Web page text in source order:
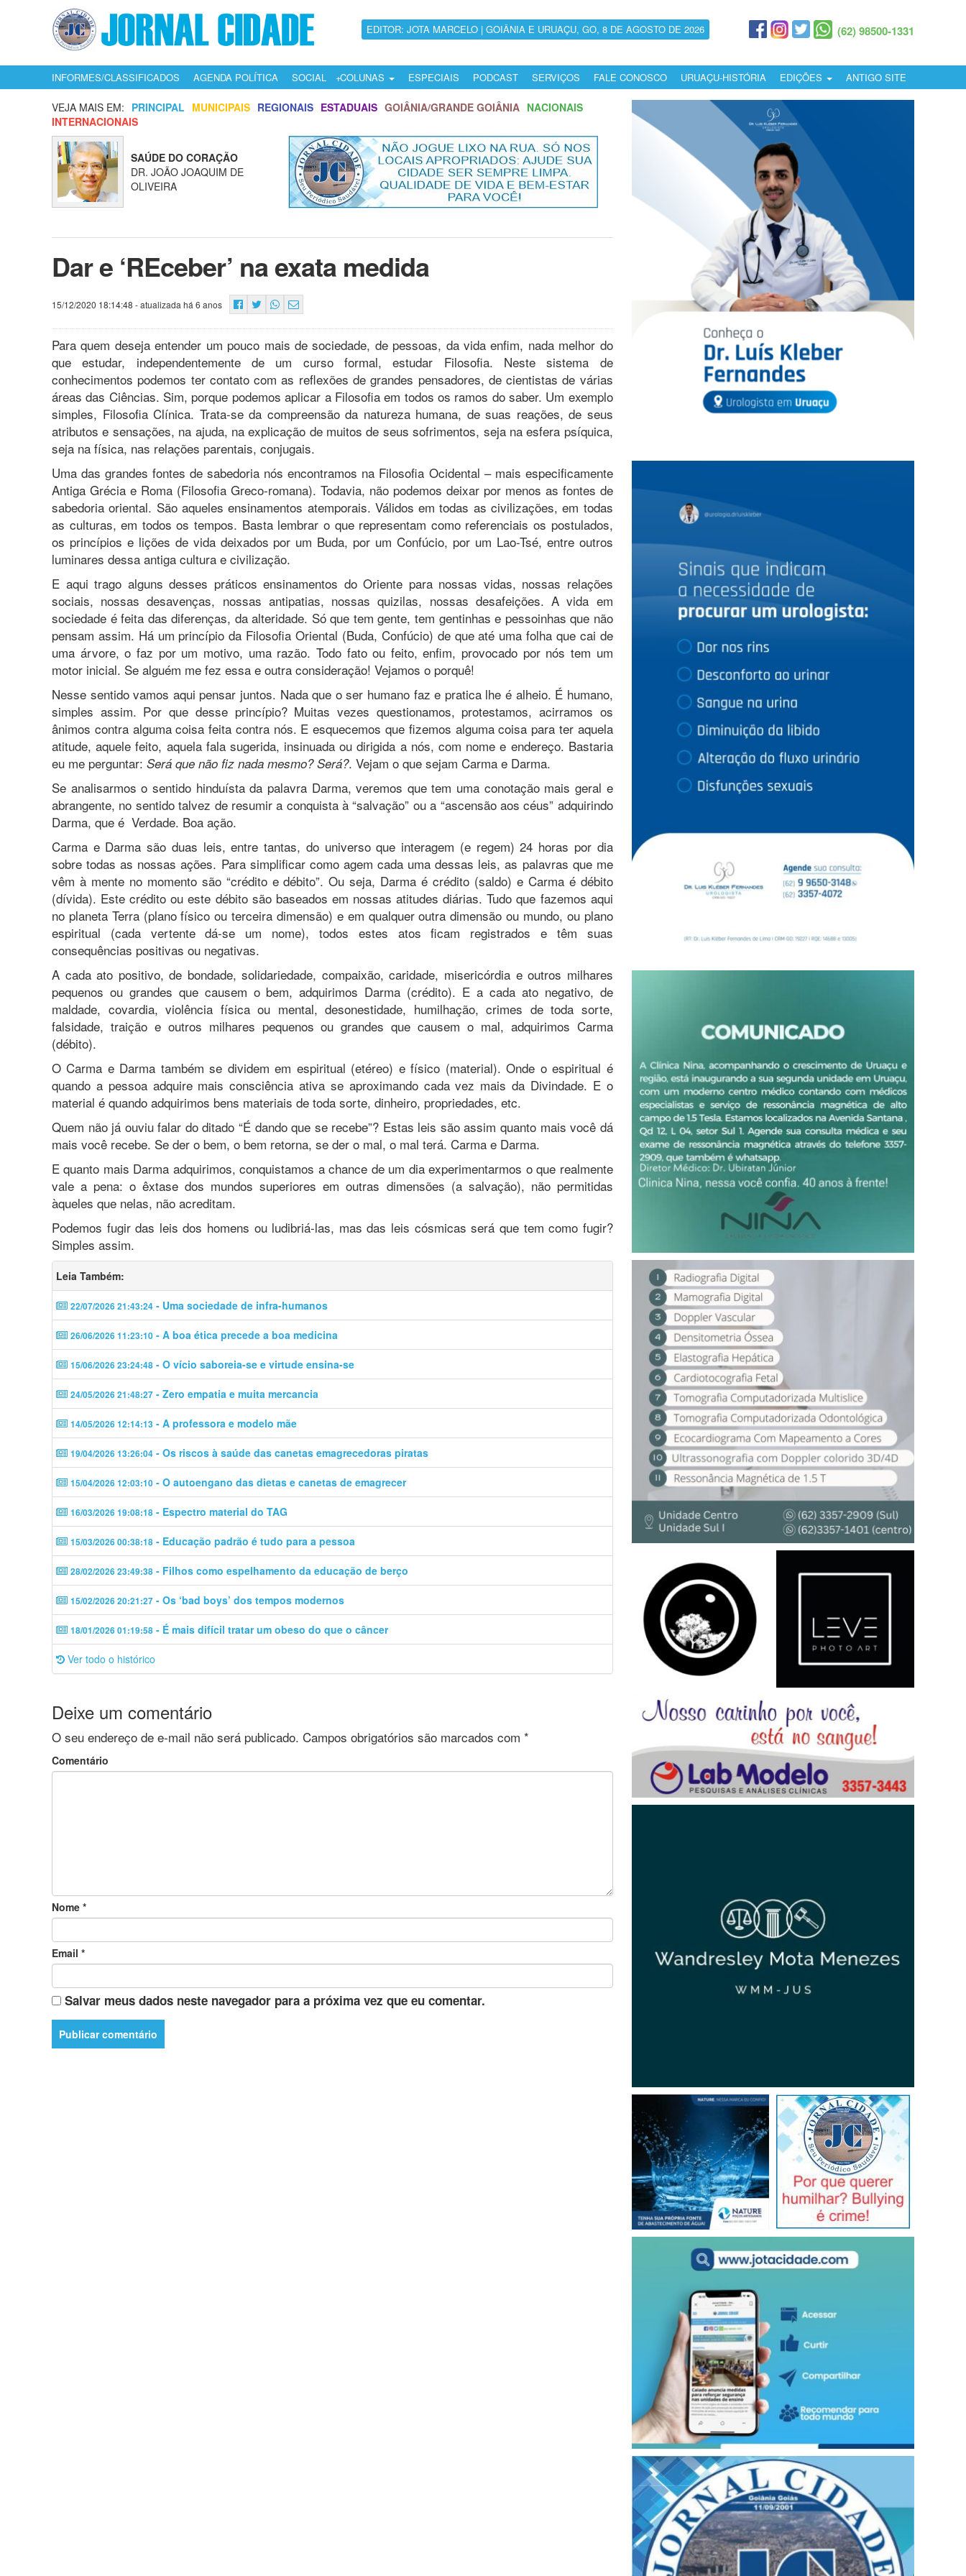
EDITOR: JOTA MARCELO | GOIÂNIA E URUAÇU, GO, 8 DE AGOSTO DE 2026 (62) 98500-1331
INFORMES/CLASSIFICADOS AGENDA POLÍTICA SOCIAL COLUNAS ESPECIAIS PODCAST SERVIÇOS FALE CONOSCO URUAÇU-HISTÓRIA EDIÇÕES ANTIGO SITE
VEJA MAIS EM: PRINCIPAL MUNICIPAIS REGIONAIS ESTADUAIS GOIÂNIA/GRANDE GOIÂNIA NACIONAIS
INTERNACIONAIS
SAÚDE DO CORAÇÃO
DR. JOÃO JOAQUIM DE
OLIVEIRA
Dar e ‘REceber’ na exata medida
15/12/2020 18:14:48 - atualizada há 6 anos
Para quem deseja entender um pouco mais de sociedade, de pessoas, da vida enfim, nada melhor do
que estudar, independentemente de um curso formal, estudar Filosofia. Neste sistema de
conhecimentos podemos ter contato com as reflexões de grandes pensadores, de cientistas de várias
áreas das Ciências. Sim, porque podemos aplicar a Filosofia em todos os ramos do saber. Um exemplo
simples, Filosofia Clínica. Trata-se da compreensão da natureza humana, de suas reações, de seus
atributos e sensações, na ajuda, na explicação de muitos de seus sofrimentos, seja na esfera psíquica,
seja na física, nas relações parentais, conjugais.
Uma das grandes fontes de sabedoria nós encontramos na Filosofia Ocidental – mais especificamente
Antiga Grécia e Roma (Filosofia Greco-romana). Todavia, não podemos deixar por menos as fontes de
sabedoria oriental. São aqueles ensinamentos atemporais. Válidos em todas as civilizações, em todas
as culturas, em todos os tempos. Basta lembrar o que representam como referenciais os postulados,
os princípios e lições de vida deixados por um Buda, por um Confúcio, por um Lao-Tsé, entre outros
luminares dessa antiga cultura e civilização.
E aqui trago alguns desses práticos ensinamentos do Oriente para nossas vidas, nossas relações
sociais, nossas desavenças, nossas antipatias, nossas quizilas, nossas desafeições. A vida em
sociedade é feita das diferenças, da alteridade. Só que tem gente, tem gentinhas e pessoinhas que não
pensam assim. Há um princípio da Filosofia Oriental (Buda, Confúcio) de que até uma folha que cai de
uma árvore, o faz por um motivo, uma razão. Todo fato ou feito, enfim, provocado por nós tem um
motor inicial. Se alguém me fez essa e outra consideração! Vejamos o porquê!
Nesse sentido vamos aqui pensar juntos. Nada que o ser humano faz e pratica lhe é alheio. É humano,
simples assim. Por que desse princípio? Muitas vezes questionamos, protestamos, acirramos os
ânimos contra alguma coisa feita contra nós. E esquecemos que fizemos alguma coisa para ter aquela
atitude, aquele feito, aquela fala sugerida, insinuada ou dirigida a nós, com nome e endereço. Bastaria
eu me perguntar: Será que não fiz nada mesmo? Será?. Vejam o que sejam Carma e Darma.
Se analisarmos o sentido hinduísta da palavra Darma, veremos que tem uma conotação mais geral e
abrangente, no sentido talvez de resumir a conquista à “salvação” ou a “ascensão aos céus” adquirindo
Darma, que é Verdade. Boa ação.
Carma e Darma são duas leis, entre tantas, do universo que interagem (e regem) 24 horas por dia
sobre todas as nossas ações. Para simplificar como agem cada uma dessas leis, as palavras que me
vêm à mente no momento são “crédito e débito”. Ou seja, Darma é crédito (saldo) e Carma é débito
(dívida). Este crédito ou este débito são baseados em nossas atitudes diárias. Tudo que fazemos aqui
no planeta Terra (plano físico ou terceira dimensão) e em qualquer outra dimensão ou mundo, ou plano
espiritual (cada vertente dá-se um nome), todos estes atos ficam registrados e têm suas
consequências positivas ou negativas.
A cada ato positivo, de bondade, solidariedade, compaixão, caridade, misericórdia e outros milhares
pequenos ou grandes que causem o bem, adquirimos Darma (crédito). E a cada ato negativo, de
maldade, covardia, violência física ou mental, desonestidade, humilhação, crimes de toda sorte,
falsidade, traição e outros milhares pequenos ou grandes que causem o mal, adquirimos Carma
(débito).
O Carma e Darma também se dividem em espiritual (etéreo) e físico (material). Onde o espiritual é
quando a pessoa adquire mais consciência ativa se aproximando cada vez mais da Divindade. E o
material é quando adquirimos bens materiais de toda sorte, dinheiro, propriedades, etc.
Quem não já ouviu falar do ditado “É dando que se recebe”? Estas leis são assim quanto mais você dá
mais você recebe. Se der o bem, o bem retorna, se der o mal, o mal terá. Carma e Darma.
E quanto mais Darma adquirimos, conquistamos a chance de um dia experimentarmos o que realmente
vale a pena: o êxtase dos mundos superiores em outras dimensões (a salvação), não permitidas
àqueles que nelas, não acreditam.
Podemos fugir das leis dos homens ou ludibriá-las, mas das leis cósmicas será que tem como fugir?
Simples assim.
Leia Também:
22/07/2026 21:43:24 - Uma sociedade de infra-humanos
26/06/2026 11:23:10 - A boa ética precede a boa medicina
15/06/2026 23:24:48 - O vício saboreia-se e virtude ensina-se
24/05/2026 21:48:27 - Zero empatia e muita mercancia
14/05/2026 12:14:13 - A professora e modelo mãe
19/04/2026 13:26:04 - Os riscos à saúde das canetas emagrecedoras piratas
15/04/2026 12:03:10 - O autoengano das dietas e canetas de emagrecer
16/03/2026 19:08:18 - Espectro material do TAG
15/03/2026 00:38:18 - Educação padrão é tudo para a pessoa
28/02/2026 23:49:38 - Filhos como espelhamento da educação de berço
15/02/2026 20:21:27 - Os ‘bad boys’ dos tempos modernos
18/01/2026 01:19:58 - É mais difícil tratar um obeso do que o câncer
Ver todo o histórico
Deixe um comentário
O seu endereço de e-mail não será publicado. Campos obrigatórios são marcados com *
Comentário
Nome *
Email *
Salvar meus dados neste navegador para a próxima vez que eu comentar.